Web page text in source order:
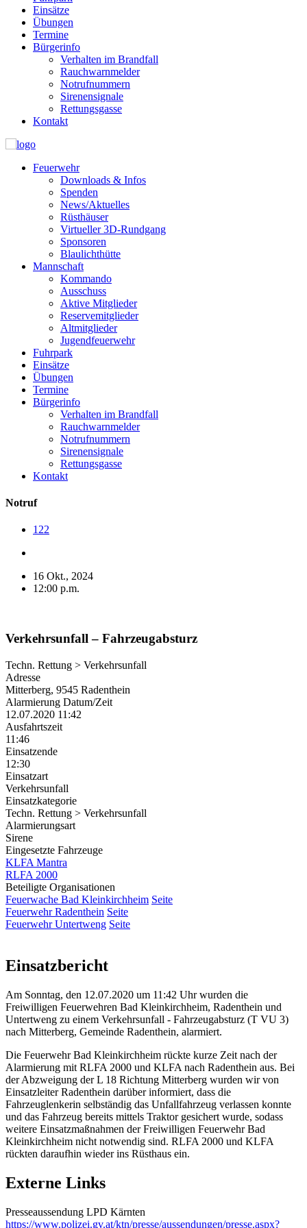
Einsätze
Übungen
Termine
Bürgerinfo
Verhalten im Brandfall
Rauchwarnmelder
Notrufnummern
Sirenensignale
Rettungsgasse
Kontakt
Feuerwehr
Downloads & Infos
Spenden
News/Aktuelles
Rüsthäuser
Virtueller 3D-Rundgang
Sponsoren
Blaulichthütte
Mannschaft
Kommando
Ausschuss
Aktive Mitglieder
Reservemitglieder
Altmitglieder
Jugendfeuerwehr
Fuhrpark
Einsätze
Übungen
Termine
Bürgerinfo
Verhalten im Brandfall
Rauchwarnmelder
Notrufnummern
Sirenensignale
Rettungsgasse
Kontakt
Notruf
122
16 Okt., 2024
12:00 p.m.
Verkehrsunfall – Fahrzeugabsturz
Techn. Rettung > Verkehrsunfall
Adresse
Mitterberg, 9545 Radenthein
Alarmierung Datum/Zeit
12.07.2020 11:42
Ausfahrtszeit
11:46
Einsatzende
12:30
Einsatzart
Verkehrsunfall
Einsatzkategorie
Techn. Rettung > Verkehrsunfall
Alarmierungsart
Sirene
Eingesetzte Fahrzeuge
KLFA Mantra
RLFA 2000
Beteiligte Organisationen
Feuerwache Bad Kleinkirchheim Seite
Feuerwehr Radenthein Seite
Feuerwehr Untertweng Seite
Einsatzbericht
Am Sonntag, den 12.07.2020 um 11:42 Uhr wurden die
Freiwilligen Feuerwehren Bad Kleinkirchheim, Radenthein und
Untertweng zu einem Verkehrsunfall - Fahrzeugabsturz (T VU 3)
nach Mitterberg, Gemeinde Radenthein, alarmiert.
Die Feuerwehr Bad Kleinkirchheim rückte kurze Zeit nach der
Alarmierung mit RLFA 2000 und KLFA nach Radenthein aus. Bei
der Abzweigung der L 18 Richtung Mitterberg wurden wir von
Einsatzleiter Radenthein darüber informiert, dass die
Fahrzeuglenkerin selbständig das Unfallfahrzeug verlassen konnte
und das Fahrzeug bereits mittels Traktor gesichert wurde, sodass
weitere Einsatzmaßnahmen der Freiwilligen Feuerwehr Bad
Kleinkirchheim nicht notwendig sind. RLFA 2000 und KLFA
rückten daraufhin wieder ins Rüsthaus ein.
Externe Links
Presseaussendung LPD Kärnten
https://www.polizei.gv.at/ktn/presse/aussendungen/presse.aspx?